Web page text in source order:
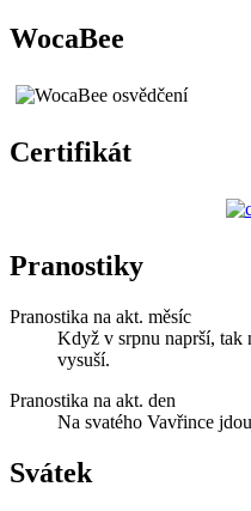
WocaBee
Certifikát
Pranostiky
Pranostika na akt. měsíc
Když v srpnu naprší, tak
vysuší.
Pranostika na akt. den
Na svatého Vavřince
Svátek